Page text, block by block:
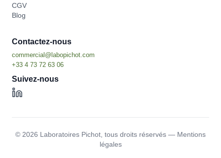
CGV
Blog
Contactez-nous
Suivez-nous
© 2026 Laboratoires Pichot, tous droits réservés — Mentions
légales